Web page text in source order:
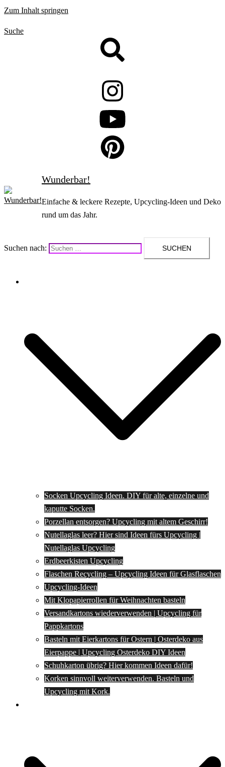
Zum Inhalt springen
Suche
Wunderbar!
Einfache & leckere Rezepte, Upcycling-Ideen und Deko
rund um das Jahr.
Suchen nach:
Socken Upcycling Ideen. DIY für alte, einzelne und
kaputte Socken.
Porzellan entsorgen? Upcycling mit altem Geschirr!
Nutellaglas leer? Hier sind Ideen fürs Upcycling |
Nutellaglas Upcycling
Erdbeerkisten Upcycling
Flaschen Recycling – Upcycling Ideen für Glasflaschen
Upcycling-Ideen
Mit Klopapierrollen für Weihnachten basteln
Versandkartons wiederverwenden | Upcycling für
Pappkartons
Basteln mit Eierkartons für Ostern | Osterdeko aus
Eierpappe | Upcycling Osterdeko DIY Ideen
Schuhkarton übrig? Hier kommen Ideen dafür!
Korken sinnvoll weiterverwenden. Basteln und
Upcycling mit Kork.